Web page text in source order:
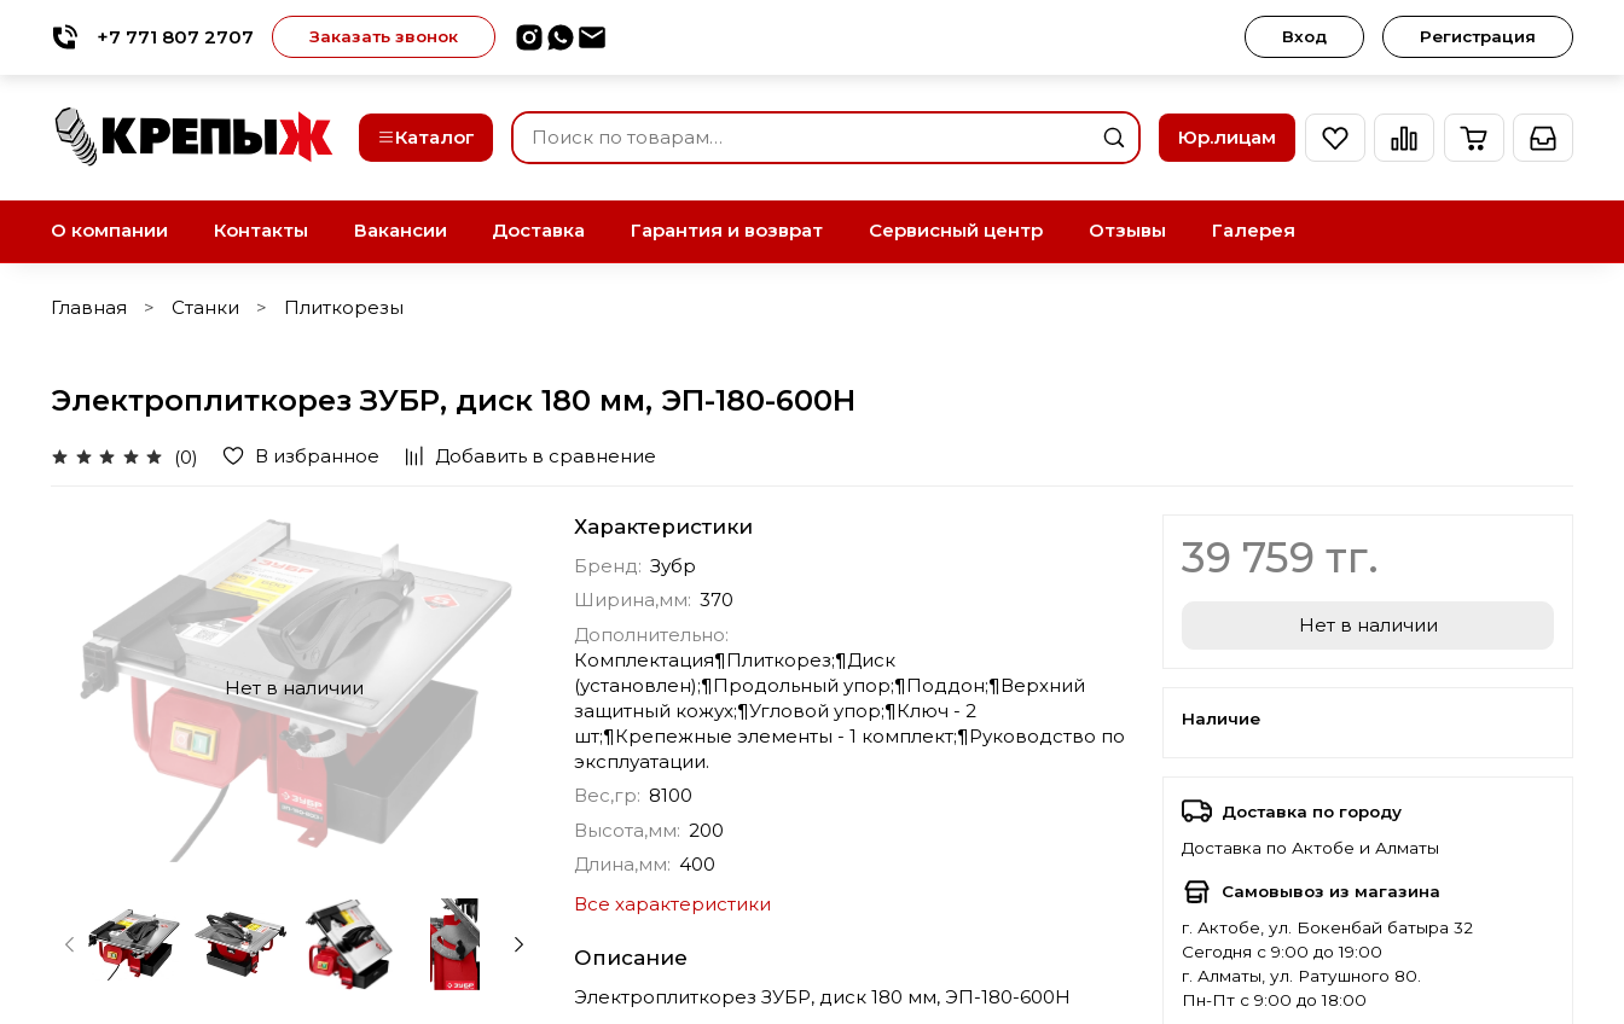
+7 771 807 2707 Заказать звонок Вход Регистрация
Каталог Юр.лицам
О компании Контакты Вакансии Доставка Гарантия и возврат Сервисный центр Отзывы Галерея
Главная Станки Плиткорезы
Электроплиткорез ЗУБР, диск 180 мм, ЭП-180-600Н
(0) В избранное Добавить в сравнение
Нет в наличии
Характеристики
Бренд: Зубр
Ширина,мм: 370
Дополнительно:
Комплектация¶Плиткорез;¶Диск
(установлен);¶Продольный упор;¶Поддон;¶Верхний
защитный кожух;¶Угловой упор;¶Ключ - 2
шт;¶Крепежные элементы - 1 комплект;¶Руководство по
эксплуатации.
Вес,гр: 8100
Высота,мм: 200
Длина,мм: 400
Все характеристики
Описание
Электроплиткорез ЗУБР, диск 180 мм, ЭП-180-600Н
39 759 тг.
Нет в наличии
Наличие
Доставка по городу
Доставка по Актобе и Алматы
Самовывоз из магазина
г. Актобе, ул. Бокенбай батыра 32
Сегодня с 9:00 до 19:00
г. Алматы, ул. Ратушного 80.
Пн-Пт с 9:00 до 18:00